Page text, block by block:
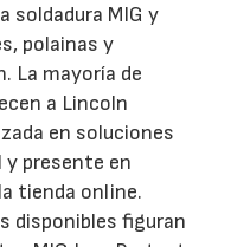
soldadura MIG y
polainas y
La mayoría de
a Lincoln
en soluciones
y presente en
tienda online.
disponibles figuran